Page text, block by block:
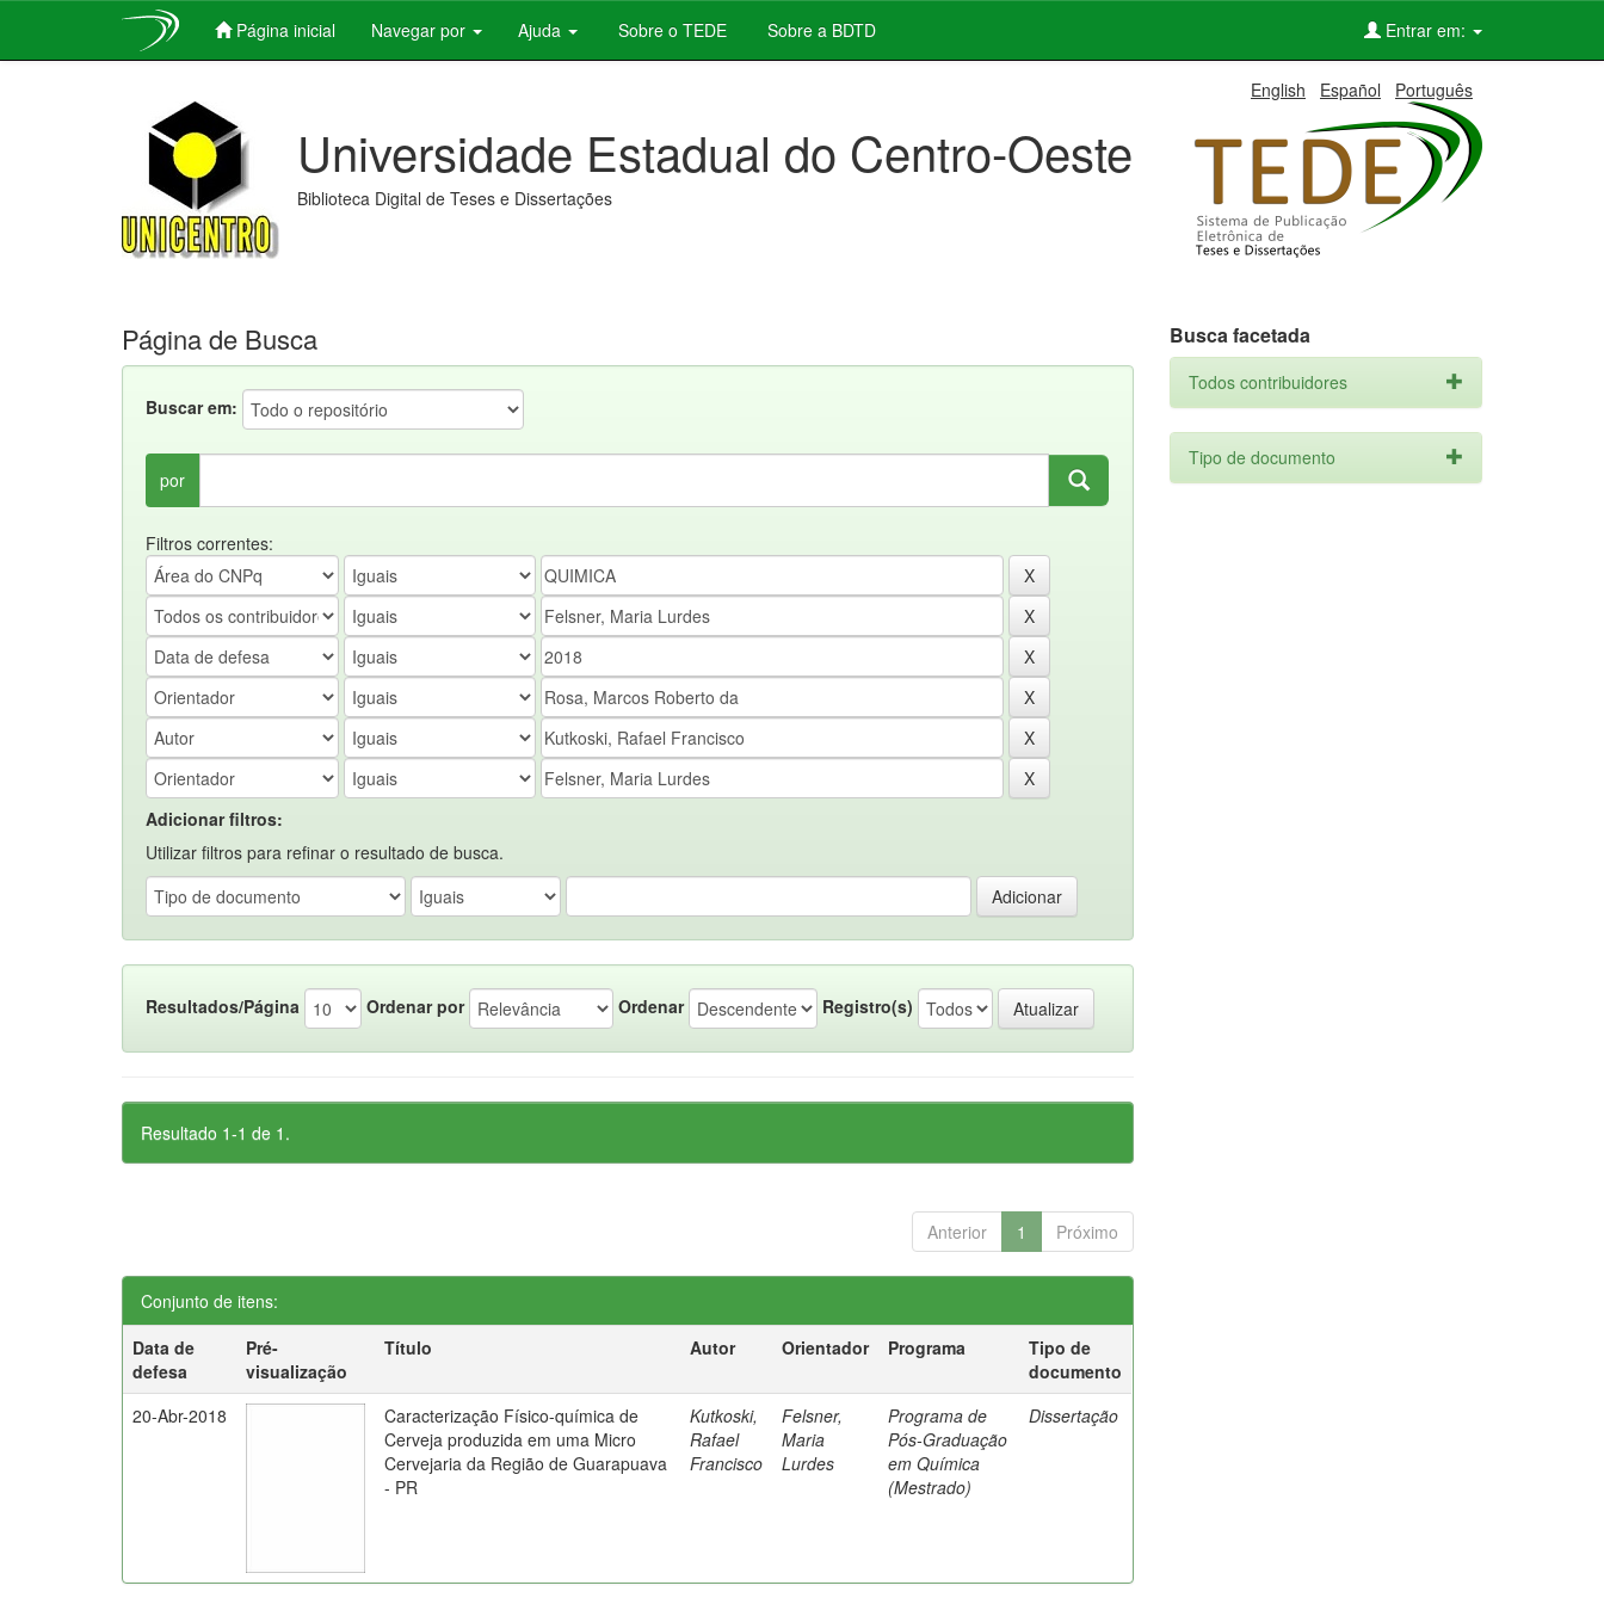
Página inicial Navegar por Ajuda Sobre o TEDE Sobre a BDTD Entrar em:
English Español Português
Universidade Estadual do Centro-Oeste
Biblioteca Digital de Teses e Dissertações
Página de Busca
Buscar em:
por
Filtros correntes:
Adicionar filtros:
Utilizar filtros para refinar o resultado de busca.
Resultados/Página Ordenar por Ordenar Registro(s)
Resultado 1-1 de 1.
Anterior 1 Próximo
Conjunto de itens:
Data de
defesa
Pré-
visualização
Título Autor Orientador Programa
Tipo de
documento
20-Abr-2018
Caracterização Físico-química de
Cerveja produzida em uma Micro
Cervejaria da Região de Guarapuava
- PR
Kutkoski,
Rafael
Francisco
Felsner,
Maria
Lurdes
Programa de
Pós-Graduação
em Química
(Mestrado)
Dissertação
Busca facetada
Todos contribuidores
Tipo de documento